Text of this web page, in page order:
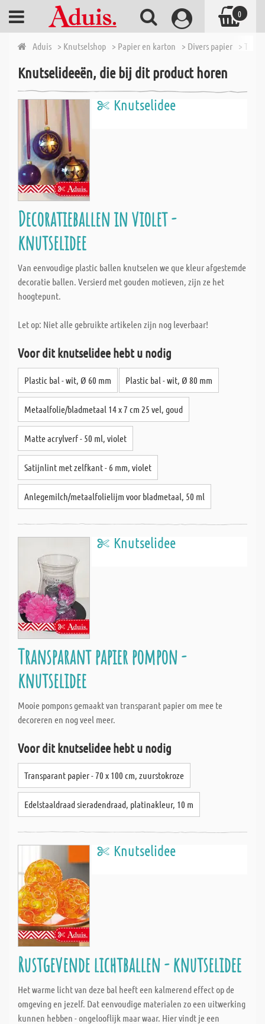
Aduis > Knutselshop > Papier en karton > Divers papier >
Knutselideeën, die bij dit product horen
Knutselidee
Decoratieballen in violet -
knutselidee
Van eenvoudige plastic ballen knutselen we que kleur afgestemde
decoratie ballen. Versierd met gouden motieven, zijn ze het
hoogtepunt.
Let op: Niet alle gebruikte artikelen zijn nog leverbaar!
Voor dit knutselidee hebt u nodig
Plastic bal - wit, Ø 60 mm Plastic bal - wit, Ø 80 mm
Metaalfolie/bladmetaal 14 x 7 cm 25 vel, goud
Matte acrylverf - 50 ml, violet
Satijnlint met zelfkant - 6 mm, violet
Anlegemilch/metaalfolielijm voor bladmetaal, 50 ml
Knutselidee
Transparant papier pompon -
knutselidee
Mooie pompons gemaakt van transparant papier om mee te
decoreren en nog veel meer.
Voor dit knutselidee hebt u nodig
Transparant papier - 70 x 100 cm, zuurstokroze
Edelstaaldraad sieradendraad, platinakleur, 10 m
Knutselidee
Rustgevende lichtballen - knutselidee
Het warme licht van deze bal heeft een kalmerend effect op de
omgeving en jezelf. Dat eenvoudige materialen zo een uitwerking
kunnen hebben - ongelooflijk maar waar. Hier vindt je een
0